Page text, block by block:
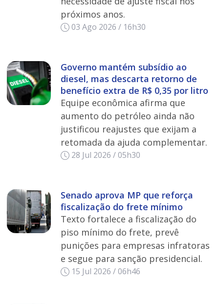
próximos anos.
03 Ago 2026 / 16h30
Governo mantém subsídio ao
diesel, mas descarta retorno de
benefício extra de R$ 0,35 por litro
Equipe econômica afirma que
aumento do petróleo ainda não
justificou reajustes que exijam a
retomada da ajuda complementar.
28 Jul 2026 / 05h30
Senado aprova MP que reforça
fiscalização do frete mínimo
Texto fortalece a fiscalização do
piso mínimo do frete, prevê
punições para empresas infratoras
e segue para sanção presidencial.
15 Jul 2026 / 06h46